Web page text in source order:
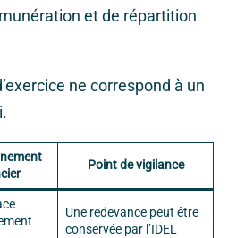
et de répartition
ne correspond à un
Point de vigilance
Une redevance peut être
conservée par l’IDEL